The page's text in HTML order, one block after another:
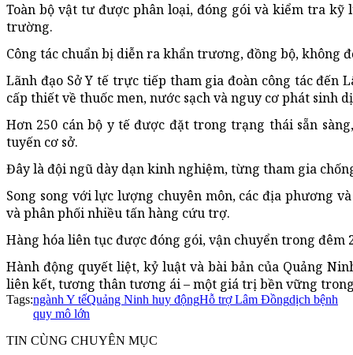
Toàn bộ vật tư được phân loại, đóng gói và kiểm tra
trường.
Công tác chuẩn bị diễn ra khẩn trương, đồng bộ, không
Lãnh đạo Sở Y tế trực tiếp tham gia đoàn công tác đến
cấp thiết về thuốc men, nước sạch và nguy cơ phát sinh
Hơn 250 cán bộ y tế được đặt trong trạng thái sẵn
tuyến cơ sở.
Đây là đội ngũ dày dạn kinh nghiệm, từng tham gia
Song song với lực lượng chuyên môn, các địa phương
và phân phối nhiều tấn hàng cứu trợ.
Hàng hóa liên tục được đóng gói, vận chuyển trong
Hành động quyết liệt, kỷ luật và bài bản của Quảng
liên kết, tương thân tương ái – một giá trị bền vững
Tags:ngành Y tếQuảng Ninh huy độngHỗ trợ Lâm Đồngdịch bệnh
quy mô lớn
TIN CÙNG CHUYÊN MỤC